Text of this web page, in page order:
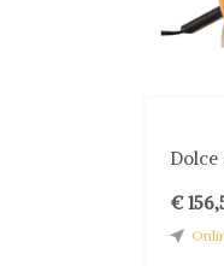
Dolce
€